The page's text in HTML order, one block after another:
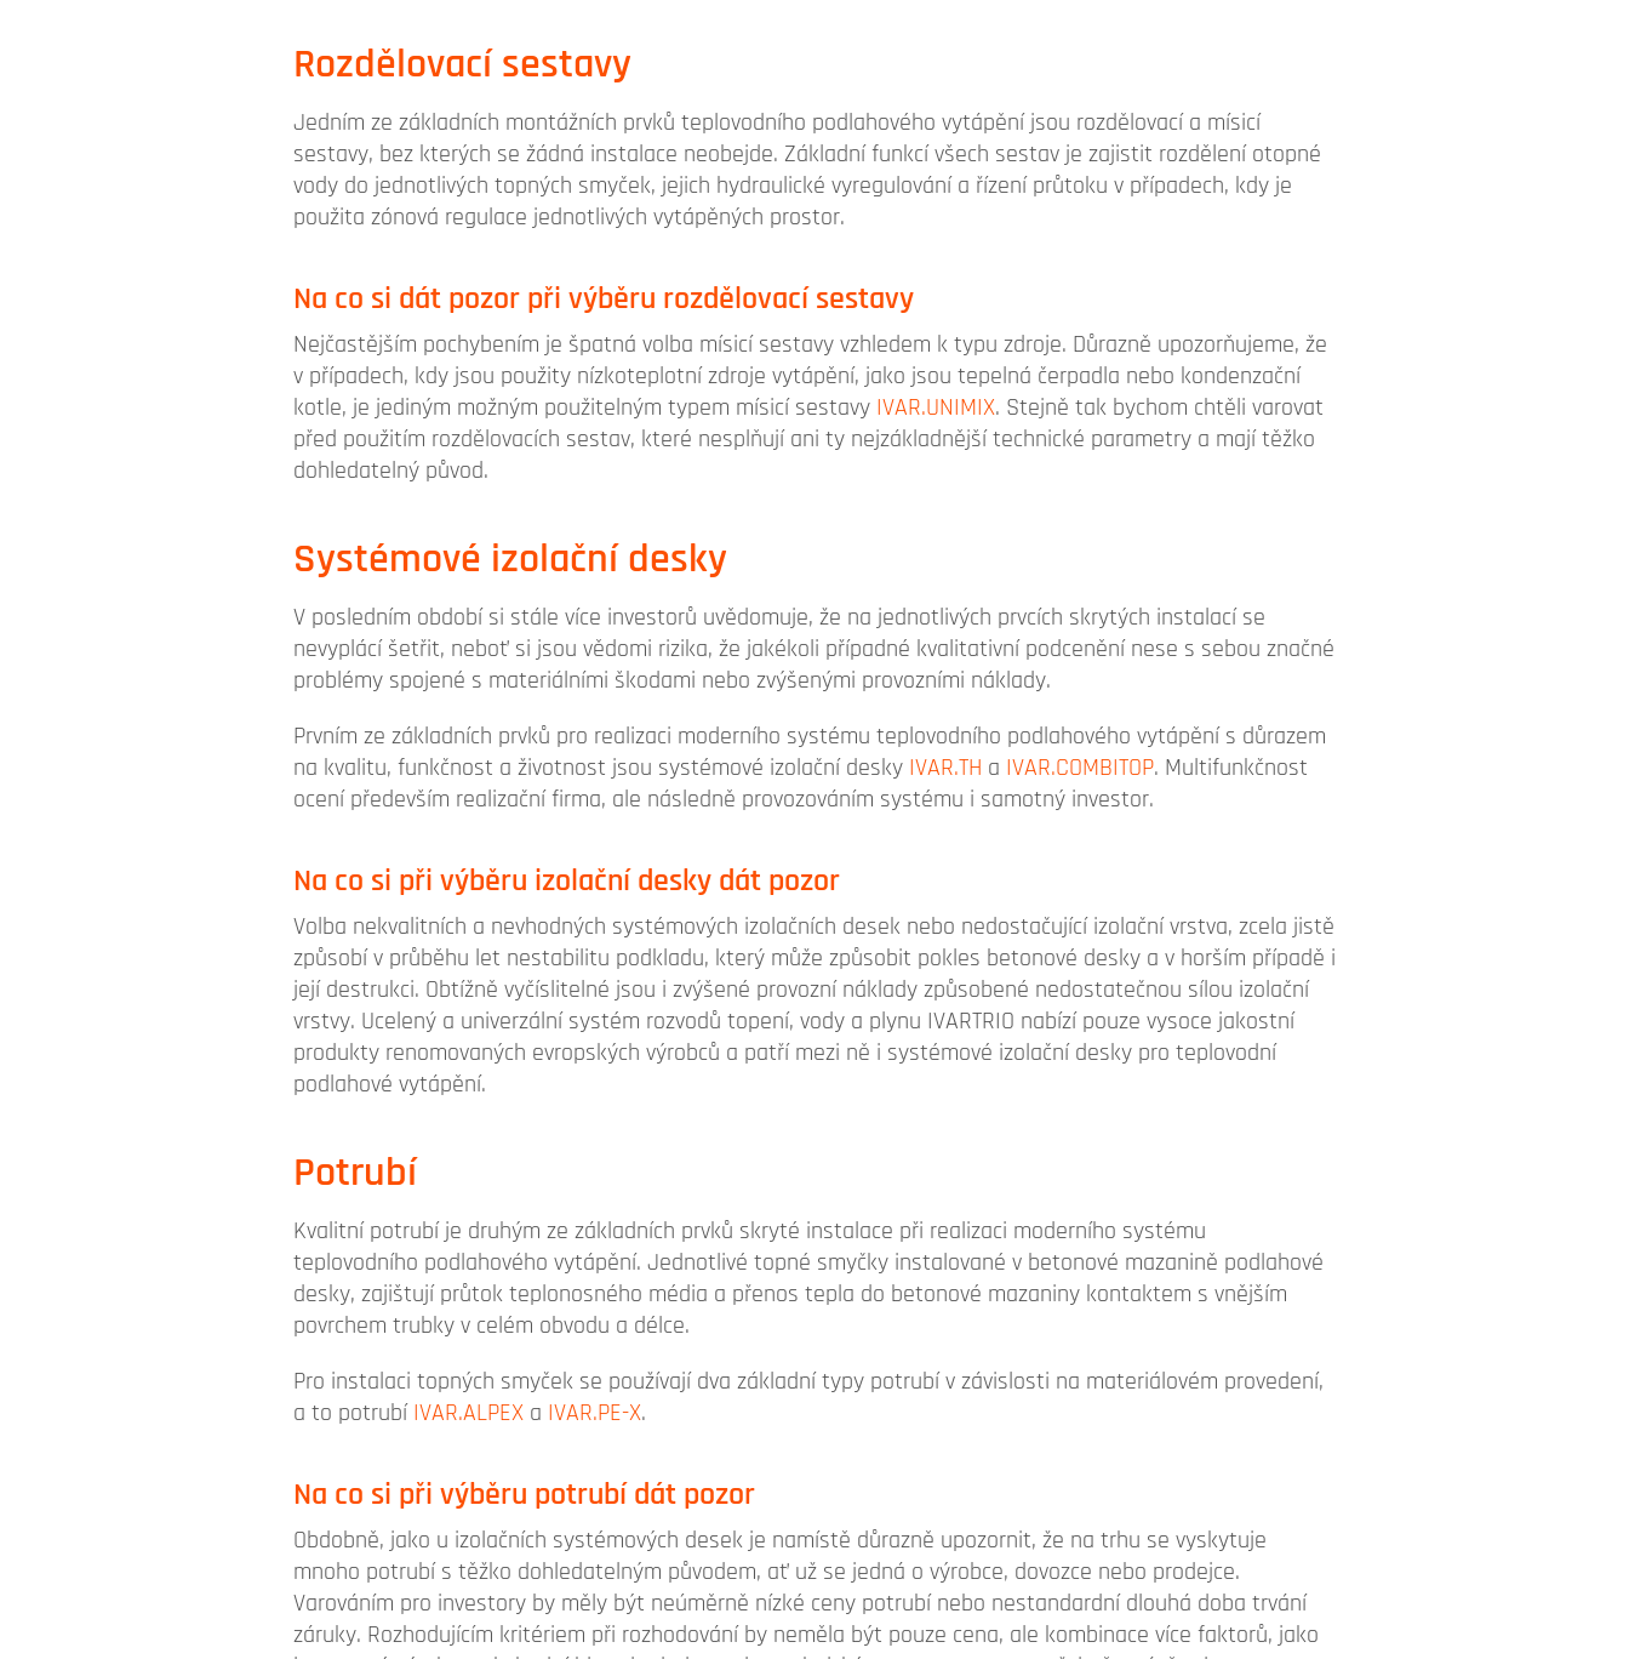
Rozdělovací sestavy
Jedním ze základních montážních prvků teplovodního podlahového vytápění jsou rozdělovací a mísicí
sestavy, bez kterých se žádná instalace neobejde. Základní funkcí všech sestav je zajistit rozdělení otopné
vody do jednotlivých topných smyček, jejich hydraulické vyregulování a řízení průtoku v případech, kdy je
použita zónová regulace jednotlivých vytápěných prostor.
Na co si dát pozor při výběru rozdělovací sestavy
Nejčastějším pochybením je špatná volba mísicí sestavy vzhledem k typu zdroje. Důrazně upozorňujeme, že
v případech, kdy jsou použity nízkoteplotní zdroje vytápění, jako jsou tepelná čerpadla nebo kondenzační
kotle, je jediným možným použitelným typem mísicí sestavy IVAR.UNIMIX. Stejně tak bychom chtěli varovat
před použitím rozdělovacích sestav, které nesplňují ani ty nejzákladnější technické parametry a mají těžko
dohledatelný původ.
Systémové izolační desky
V posledním období si stále více investorů uvědomuje, že na jednotlivých prvcích skrytých instalací se
nevyplácí šetřit, neboť si jsou vědomi rizika, že jakékoli případné kvalitativní podcenění nese s sebou značné
problémy spojené s materiálními škodami nebo zvýšenými provozními náklady.
Prvním ze základních prvků pro realizaci moderního systému teplovodního podlahového vytápění s důrazem
na kvalitu, funkčnost a životnost jsou systémové izolační desky IVAR.TH a IVAR.COMBITOP. Multifunkčnost
ocení především realizační firma, ale následně provozováním systému i samotný investor.
Na co si při výběru izolační desky dát pozor
Volba nekvalitních a nevhodných systémových izolačních desek nebo nedostačující izolační vrstva, zcela jistě
způsobí v průběhu let nestabilitu podkladu, který může způsobit pokles betonové desky a v horším případě i
její destrukci. Obtížně vyčíslitelné jsou i zvýšené provozní náklady způsobené nedostatečnou sílou izolační
vrstvy. Ucelený a univerzální systém rozvodů topení, vody a plynu IVARTRIO nabízí pouze vysoce jakostní
produkty renomovaných evropských výrobců a patří mezi ně i systémové izolační desky pro teplovodní
podlahové vytápění.
Potrubí
Kvalitní potrubí je druhým ze základních prvků skryté instalace při realizaci moderního systému
teplovodního podlahového vytápění. Jednotlivé topné smyčky instalované v betonové mazanině podlahové
desky, zajištují průtok teplonosného média a přenos tepla do betonové mazaniny kontaktem s vnějším
povrchem trubky v celém obvodu a délce.
Pro instalaci topných smyček se používají dva základní typy potrubí v závislosti na materiálovém provedení,
a to potrubíIVAR.ALPEX a IVAR.PE-X.
Na co si při výběru potrubí dát pozor
Obdobně, jako u izolačních systémových desek je namístě důrazně upozornit, že na trhu se vyskytuje
mnoho potrubí s těžko dohledatelným původem, ať už se jedná o výrobce, dovozce nebo prodejce.
Varováním pro investory by měly být neúměrně nízké ceny potrubí nebo nestandardní dlouhá doba trvání
záruky. Rozhodujícím kritériem při rozhodování by neměla být pouze cena, ale kombinace více faktorů, jako